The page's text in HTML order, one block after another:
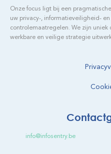
Onze focus ligt bij een
uw privacy-, informatieveiligheid-
controlemaatregelen. We zijn uniek
werkbare en veilige strategie
info@infosentry.be